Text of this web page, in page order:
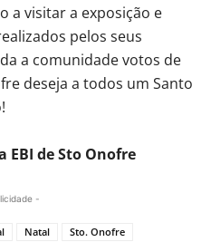
a visitar a exposição e
pelos seus
a comunidade votos de
deseja a todos um Santo
EBI de Sto Onofre
-
Natal Sto. Onofre